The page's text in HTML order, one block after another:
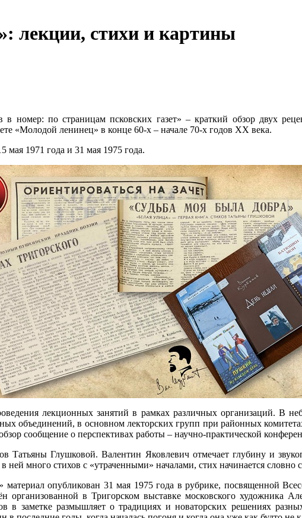
лекции, стихи и картины
номер: по страницам псковских газет» – краткий обзор двух
«Молодой ленинец» в конце 60-х – начале 70-х годов XX века.
мая 1971 года и 31 мая 1975 года.
лекционных занятий в рамках различных организаций. В
объединений, в основном лекторских групп при районных
сообщение о перспективах работы – научно-практической
Татьяны Глушковой. Валентин Яковлевич отмечает глубину и
много стихов с «утраченными» началами, стих начинается словно
материал опубликован 31 мая 1975 года в рубрике, посвященной
в Тригорском выставке московского художника
в заметке размышляет о традициях и новаторских решениях